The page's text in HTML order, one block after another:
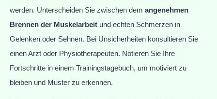
werden. Unterscheiden Sie zwischen dem angenehmen
Brennen der Muskelarbeit und echten Schmerzen in
Gelenken oder Sehnen. Bei Unsicherheiten konsultieren Sie
einen Arzt oder Physiotherapeuten. Notieren Sie Ihre
Fortschritte in einem Trainingstagebuch, um motiviert zu
bleiben und Muster zu erkennen.